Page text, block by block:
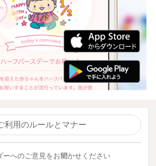
利用のルールとマナー
ーへのご意見をお聞かせください